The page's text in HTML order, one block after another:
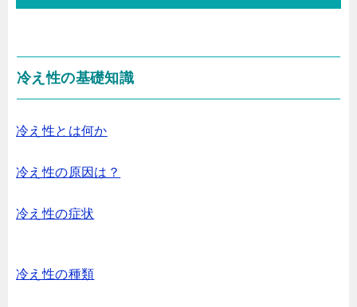
冷え性の基礎知識
冷え性とは何か
冷え性の原因は？
冷え性の症状
冷え性の種類